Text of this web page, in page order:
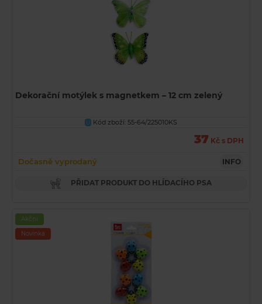
Dekorační motýlek s magnetkem – 12 cm zelený
U Kód zboží: 55-64/225010KS
37 Kč s DPH
Dočasně vyprodaný INFO
PŘIDAT PRODUKT DO HLÍDACÍHO PSA
Akční
Novinka